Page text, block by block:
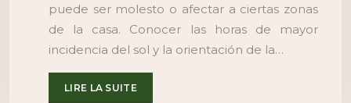
puede ser molesto o afectar a ciertas zonas
de la casa. Conocer las horas de mayor
incidencia del sol y la orientación de la…
LIRE LA SUITE